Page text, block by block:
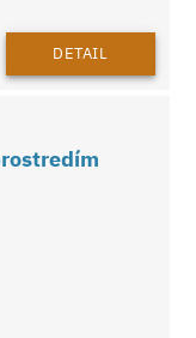
DETAIL